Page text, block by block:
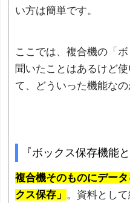
い方は簡単です。
ここでは、複合機の「
聞いたことはあるけど
て、どういった機能な
『ボックス保存機能と
複合機そのものにデー
クス保存」 。資料とし